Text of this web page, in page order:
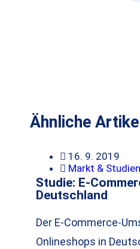
Ähnliche Artikel
16. 9. 2019
Markt & Studien
Studie: E-
Deutschland
Der E-Commerce-
Onlineshops in